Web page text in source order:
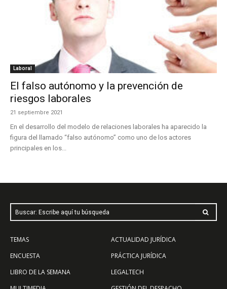
Laboral
El falso autónomo y la prevención de
riesgos laborales
21 septiembre 2021
En el desarrollo del modelo de relaciones laborales ha aparecido la
figura del llamado “falso autónomo” como uno de los actores
principales en los...
Buscar: Escribe aquí tu búsqueda
TEMAS
ENCUESTA
LIBRO DE LA SEMANA
ACTUALIDAD JURÍDICA
PRÁCTICA JURÍDICA
LEGALTECH